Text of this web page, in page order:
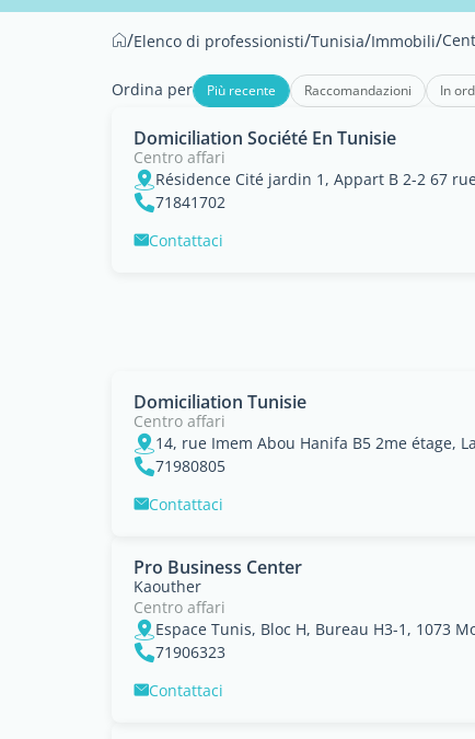
/Elenco di professionisti/Tunisia/Immobili/
Ordina per Più recente Raccomandazioni In
Domiciliation Société En Tunisie
Centro affari
Résidence Cité jardin 1, Appart B 2-2 67
71841702
Contattaci
Domiciliation Tunisie
Centro affari
14, rue Imem Abou Hanifa B5 2me étage,
71980805
Contattaci
Pro Business Center
Kaouther
Centro affari
Espace Tunis, Bloc H, Bureau H3-1, 1073
71906323
Contattaci